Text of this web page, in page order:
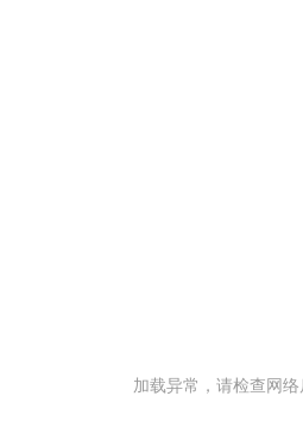
加载异常，请检查网络